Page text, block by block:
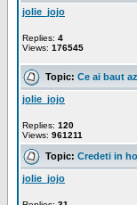
jolie_jojo
Replies: 4
Views: 176545
Topic: Ce ai baut
jolie_jojo
Replies: 120
Views: 961211
Topic: Credeti in
jolie_jojo